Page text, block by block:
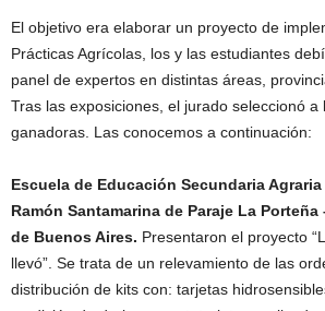
El objetivo era elaborar un proyecto de
Prácticas Agrícolas, los y las estudiantes
panel de expertos en distintas áreas,
Tras las exposiciones, el jurado seleccionó a
ganadoras. Las conocemos a continuación:
Escuela de Educación Secundaria Agraria
Ramón Santamarina de Paraje La
de Buenos Aires. Presentaron el proyecto
llevó”. Se trata de un relevamiento de las
distribución de kits con: tarjetas